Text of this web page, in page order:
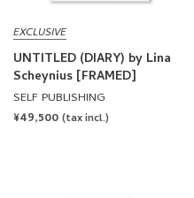
EXCLUSIVE
UNTITLED (DIARY) by Lina
Scheynius [FRAMED]
SELF PUBLISHING
REGULAR
¥49,500 (tax incl.)